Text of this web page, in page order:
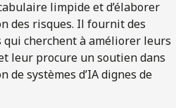
limpide et d’élaborer
des risques. Il fournit des
cherchent à améliorer leurs
leur procure un soutien dans
de systèmes d’IA dignes de